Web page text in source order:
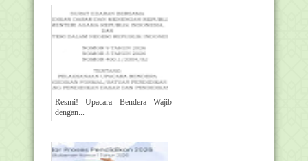
Resmi! Upacara Bendera Wajib
dengan...